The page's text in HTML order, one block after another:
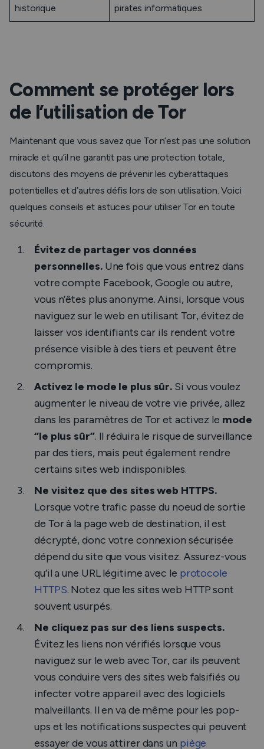
historique
pirates informatiques
Comment se protéger lors
de l’utilisation de Tor
Maintenant que vous savez que Tor n’est pas une solution
miracle et qu’il ne garantit pas une protection totale,
discutons des moyens de prévenir les cyberattaques
potentielles et d’autres défis lors de son utilisation. Voici
quelques conseils et astuces pour utiliser Tor en toute
sécurité.
Évitez de partager vos données
personnelles. Une fois que vous entrez dans
votre compte Facebook, Google ou autre,
vous n’êtes plus anonyme. Ainsi, lorsque vous
naviguez sur le web en utilisant Tor, évitez de
laisser vos identifiants car ils rendent votre
présence visible à des tiers et peuvent être
compromis.
Activez le mode le plus sûr. Si vous voulez
augmenter le niveau de votre vie privée, allez
dans les paramètres de Tor et activez le mode
“le plus sûr”. Il réduira le risque de surveillance
par des tiers, mais peut également rendre
certains sites web indisponibles.
Ne visitez que des sites web HTTPS.
Lorsque votre trafic passe du noeud de sortie
de Tor à la page web de destination, il est
décrypté, donc votre connexion sécurisée
dépend du site que vous visitez. Assurez-vous
qu’il a une URL légitime avec le protocole
HTTPS. Notez que les sites web HTTP sont
souvent usurpés.
Ne cliquez pas sur des liens suspects.
Évitez les liens non vérifiés lorsque vous
naviguez sur le web avec Tor, car ils peuvent
vous conduire vers des sites web falsifiés ou
infecter votre appareil avec des logiciels
malveillants. Il en va de même pour les pop-
ups et les notifications suspectes qui peuvent
essayer de vous attirer dans un piège